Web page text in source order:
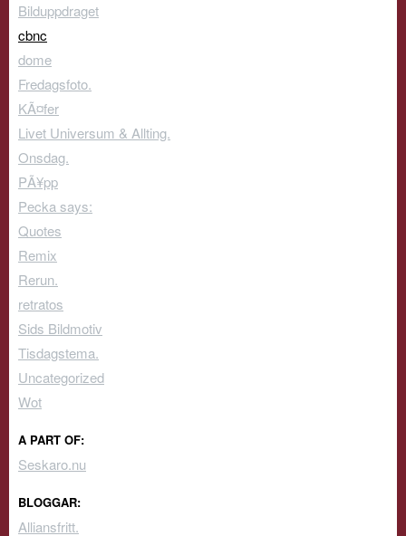
Bilduppdraget
cbnc
dome
Fredagsfoto.
KÃ¤fer
Livet Universum & Allting.
Onsdag.
PÃ¥pp
Pecka says:
Quotes
Remix
Rerun.
retratos
Sids Bildmotiv
Tisdagstema.
Uncategorized
Wot
A PART OF:
Seskaro.nu
BLOGGAR:
Alliansfritt.